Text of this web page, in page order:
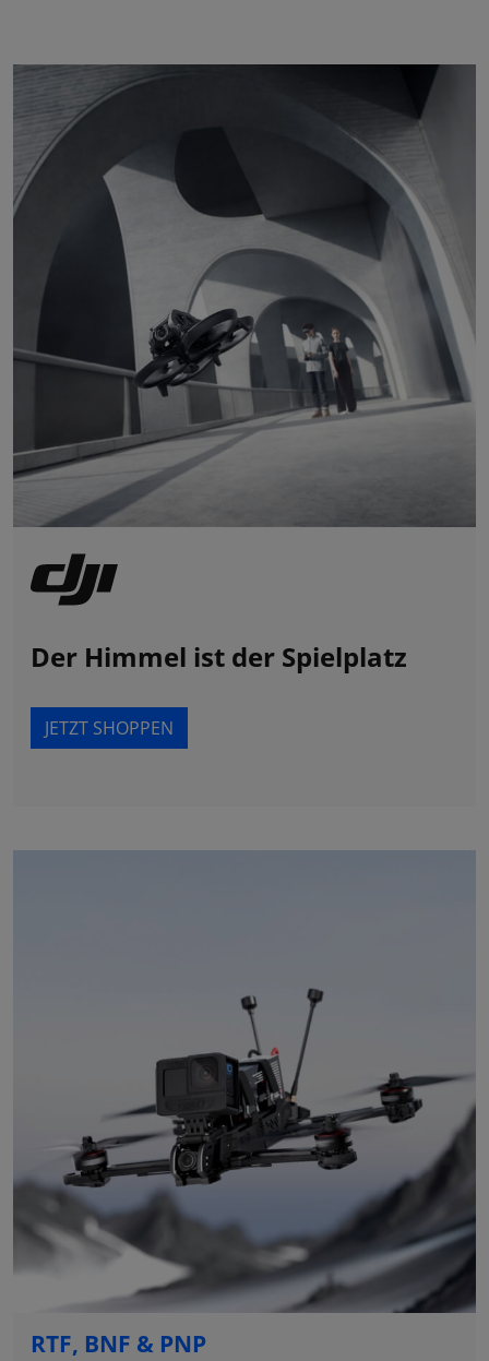
Der Himmel ist der Spielplatz
JETZT SHOPPEN
RTF, BNF & PNP